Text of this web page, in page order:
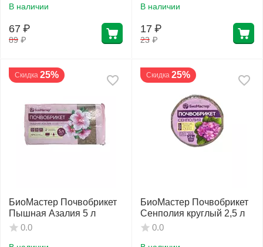
В наличии
89 ₽
67 ₽
В наличии
23 ₽
17 ₽
Скидка 25%
БиоМастер Почвобрикет
Пышная Азалия 5 л
0.0
Скидка 25%
БиоМастер Почвобрикет
Сенполия круглый 2,5 л
0.0